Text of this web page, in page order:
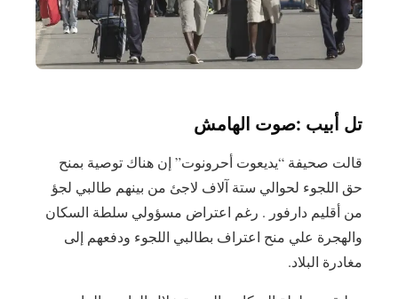
تل أبيب :صوت الهامش
قالت صحيفة “يديعوت أحرونوت” إن هناك توصية بمنح
حق اللجوء لحوالي ستة آلاف لاجئ من بينهم طالبي لجؤ
من أقليم دارفور . رغم اعتراض مسؤولي سلطة السكان
والهجرة علي منح اعتراف بطالبي اللجوء ودفعهم إلى
مغادرة البلاد.